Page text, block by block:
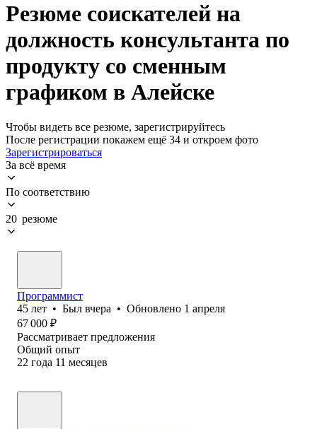
Резюме соискателей на
должность консультанта по
продукту со сменным
графиком в Алейске
Чтобы видеть все резюме, зарегистрируйтесь
После регистрации покажем ещё 34 и откроем фото
Зарегистрироваться
За всё время
По соответствию
20 резюме
Программист
45 лет • Был вчера • Обновлено 1 апреля
67 000 ₽
Рассматривает предложения
Общий опыт
22 года 11 месяцев